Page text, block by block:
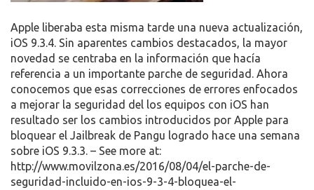
JAILBREAK
–
SEE
MORE
AT:
HTTP://
PARCHE-
DE-
INCLUIDO-
EN-
Apple liberaba esta misma tarde una nueva actualización,
iOS 9.3.4. Sin aparentes cambios destacados, la mayor
novedad se centraba en la información que hacía
referencia a un importante parche de seguridad. Ahora
conocemos que esas correcciones de errores enfocados
a mejorar la seguridad del los equipos con iOS han
resultado ser los cambios introducidos por Apple para
bloquear el Jailbreak de Pangu logrado hace una semana
sobre iOS 9.3.3. – See more at:
http://www.movilzona.es/2016/08/04/el-parche-de-
seguridad-incluido-en-ios-9-3-4-bloquea-el-